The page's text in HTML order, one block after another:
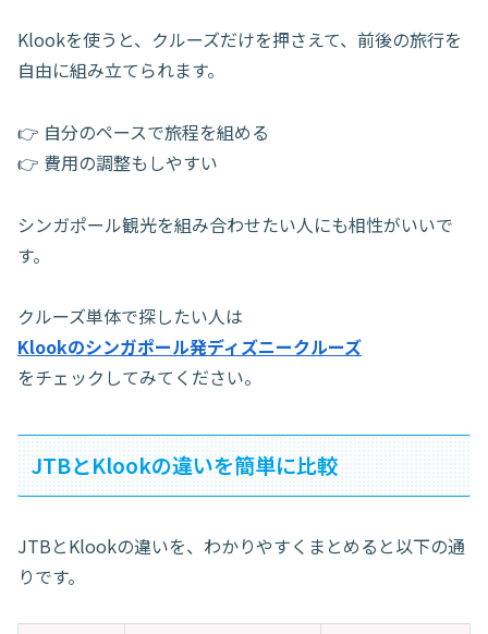
Klookを使うと、クルーズだけを押さえて、前後の旅行を
自由に組み立てられます。
👉 自分のペースで旅程を組める
👉 費用の調整もしやすい
シンガポール観光を組み合わせたい人にも相性がいいで
す。
クルーズ単体で探したい人は
Klookのシンガポール発ディズニークルーズ
をチェックしてみてください。
JTBとKlookの違いを簡単に比較
JTBとKlookの違いを、わかりやすくまとめると以下の通
りです。